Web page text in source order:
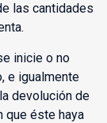
las cantidades
inicie o no
e igualmente
devolución de
que éste haya